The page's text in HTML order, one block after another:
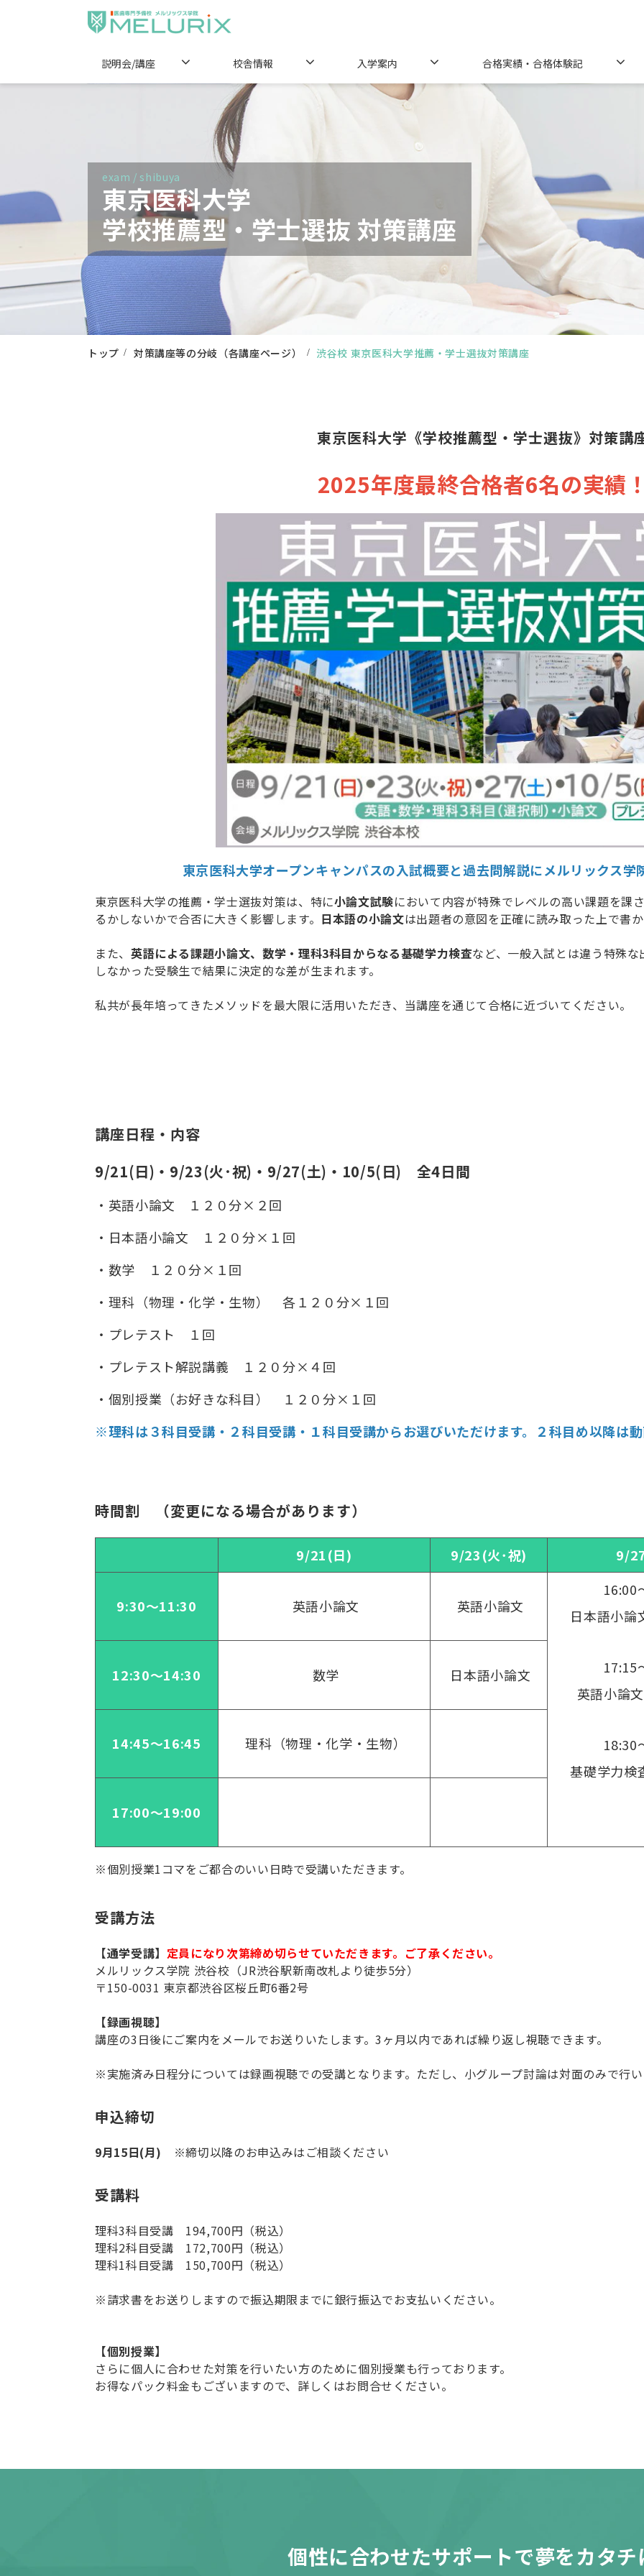
説明会/講座 校舎情報 入学案内 合格実績・合格体験記
exam / shibuya
東京医科大学
学校推薦型・学士選抜 対策講座
トップ 対策講座等の分岐（各講座ページ） 渋谷校 東京医科大学推薦・学士選抜対策講座
東京医科大学《学校推薦型・学士選抜》対策講
2025年度最終合格者6名の実績
東京医科大学オープンキャンパスの入試概要と過去問解説にメルリックス学
東京医科大学の推薦・学士選抜対策は、特に小論文試験において内容が特殊でレベルの高い課題を課
るかしないかで合否に大きく影響します。 日本語の小論文は出題者の意図を正確に読み取った上で書
また、 英語による課題小論文、数学・理科3科目からなる基礎学力検査など、一般入試とは違う特殊
しなかった受験生で結果に決定的な差が生まれます。
私共が長年培ってきたメソッドを最大限に活用いただき、当講座を通じて合格に近づいてください。
講座日程・内容
9/21(日)・9/23(火･祝)・9/27(土)・10/5(日) 全4日間
・英語小論文 １２０分×２回
・日本語小論文 １２０分×１回
・数学 １２０分×１回
・理科（物理・化学・生物） 各１２０分×１回
・プレテスト １回
・プレテスト解説講義 １２０分×４回
・個別授業（お好きな科目） １２０分×１回
※理科は３科目受講・２科目受講・１科目受講からお選びいただけます。２科目め以降は
時間割　（変更になる場合があります）
9/21(日) 9/23(火･祝) 9/
9:30～11:30 英語小論文 英語小論文
16:00
日本語小論
17:15
英語小論
18:30
基礎学力検
12:30～14:30 数学 日本語小論文
14:45～16:45 理科（物理・化学・生物）
17:00～19:00
※個別授業1コマをご都合のいい日時で受講いただきます。
受講方法
【通学受講】 定員になり次第締め切らせていただきます。ご了承ください。
メルリックス学院 渋谷校（JR渋谷駅新南改札より徒歩5分）
〒150-0031 東京都渋谷区桜丘町6番2号
【録画視聴】
講座の3日後にご案内をメールでお送りいたします。3ヶ月以内であれば繰り返し視聴できます。
※実施済み日程分については録画視聴での受講となります。ただし、小グループ討論は対面のみで行
申込締切
9月15日(月) ※締切以降のお申込みはご相談ください
受講料
理科3科目受講 194,700円（税込）
理科2科目受講 172,700円（税込）
理科1科目受講 150,700円（税込）
※請求書をお送りしますので振込期限までに銀行振込でお支払いください。
【個別授業】
さらに個人に合わせた対策を行いたい方のために個別授業も行っております。
お得なパック料金もございますので、詳しくはお問合せください。
個性に合わせたサポートで夢をカタチ